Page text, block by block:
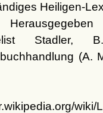
Heiligen-
Stadler,
(A.